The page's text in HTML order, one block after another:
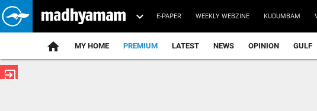
E-PAPER WEEKLY WEBZINE KUDUMBAM
home MY HOME PREMIUM LATEST NEWS OPINION GULF
exit_to_app